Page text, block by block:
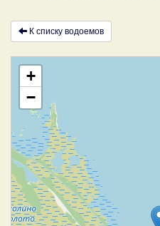
К списку водоемов
+
−